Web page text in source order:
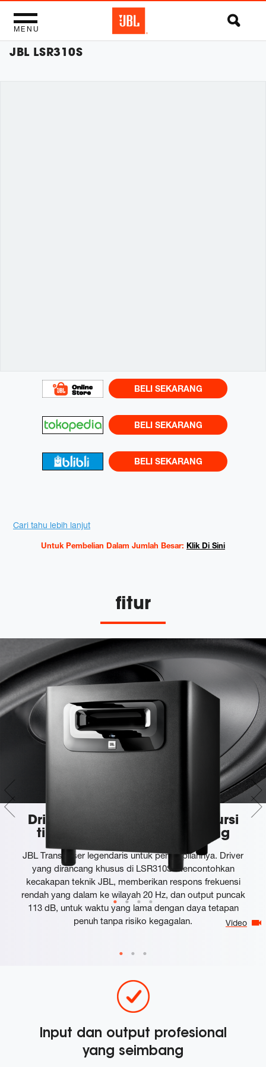
MENU
JBL LSR310S
BELI SEKARANG
BELI SEKARANG
BELI SEKARANG
Promotions
Cari tahu lebih lanjut
Untuk Pembelian Dalam Jumlah Besar: Klik Di Sini
Video
fitur
Driver frekuensi rendah ekskursi
tinggi khusus 10 "down-firing
JBL Transduser legendaris untuk penampilannya. Driver
yang dirancang khusus di LSR310S mencontohkan
kecakapan teknik JBL, memberikan respons frekuensi
rendah yang dalam ke wilayah 20 Hz, dan output puncak
113 dB, untuk waktu yang lama dengan daya tetapan
penuh tanpa risiko kegagalan.
Input dan output profesional
yang seimbang